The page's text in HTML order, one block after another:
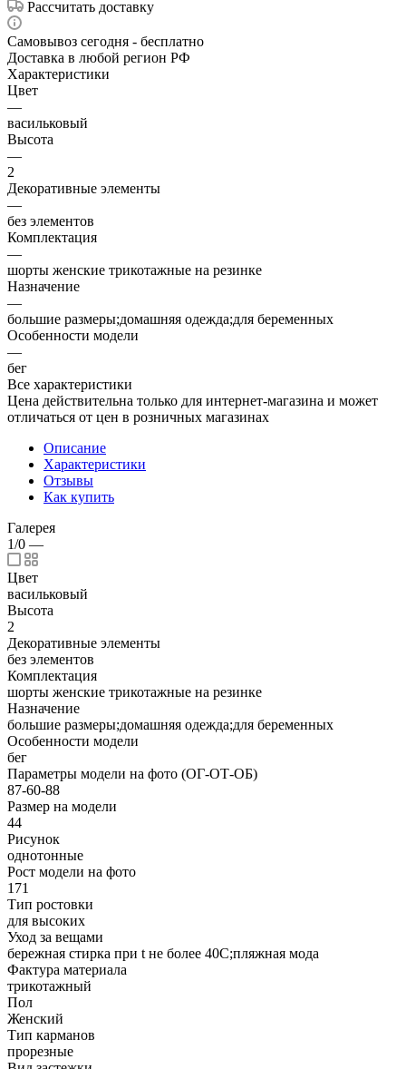
Рассчитать доставку
Самовывоз сегодня - бесплатно
Доставка в любой регион РФ
Характеристики
Цвет
—
васильковый
Высота
—
2
Декоративные элементы
—
без элементов
Комплектация
—
шорты женские трикотажные на резинке
Назначение
—
большие размеры;домашняя одежда;для беременных
Особенности модели
—
бег
Все характеристики
Цена действительна только для интернет-магазина и может
отличаться от цен в розничных магазинах
Описание
Характеристики
Отзывы
Как купить
Галерея
1/0 —
Цвет
васильковый
Высота
2
Декоративные элементы
без элементов
Комплектация
шорты женские трикотажные на резинке
Назначение
большие размеры;домашняя одежда;для беременных
Особенности модели
бег
Параметры модели на фото (ОГ-ОТ-ОБ)
87-60-88
Размер на модели
44
Рисунок
однотонные
Рост модели на фото
171
Тип ростовки
для высоких
Уход за вещами
бережная стирка при t не более 40С;пляжная мода
Фактура материала
трикотажный
Пол
Женский
Тип карманов
прорезные